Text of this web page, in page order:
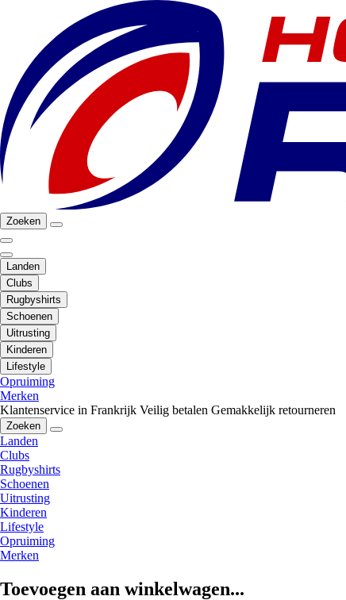
Zoeken
Landen
Clubs
Rugbyshirts
Schoenen
Uitrusting
Kinderen
Lifestyle
Opruiming
Merken
Klantenservice in Frankrijk Veilig betalen Gemakkelijk retourneren
Zoeken
Landen
Clubs
Rugbyshirts
Schoenen
Uitrusting
Kinderen
Lifestyle
Opruiming
Merken
Toevoegen aan winkelwagen...